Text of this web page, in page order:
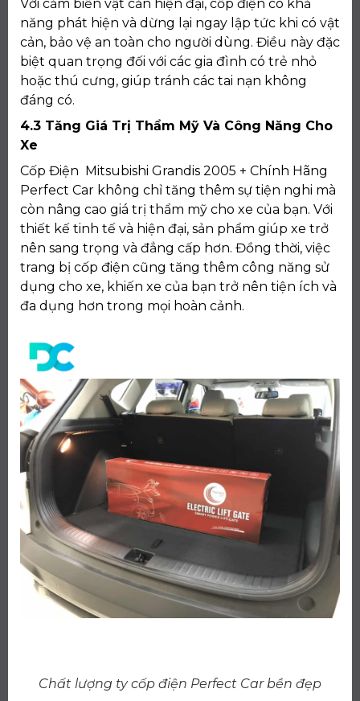
Với cảm biến vật cản hiện đại, cốp điện có khả
năng phát hiện và dừng lại ngay lập tức khi có vật
cản, bảo vệ an toàn cho người dùng. Điều này đặc
biệt quan trọng đối với các gia đình có trẻ nhỏ
hoặc thú cưng, giúp tránh các tai nạn không
đáng có.
4.3 Tăng Giá Trị Thẩm Mỹ Và Công Năng Cho
Xe
Cốp Điện Mitsubishi Grandis 2005 + Chính Hãng
Perfect Car không chỉ tăng thêm sự tiện nghi mà
còn nâng cao giá trị thẩm mỹ cho xe của bạn. Với
thiết kế tinh tế và hiện đại, sản phẩm giúp xe trở
nên sang trọng và đẳng cấp hơn. Đồng thời, việc
trang bị cốp điện cũng tăng thêm công năng sử
dụng cho xe, khiến xe của bạn trở nên tiện ích và
đa dụng hơn trong mọi hoàn cảnh.
Chất lượng ty cốp điện Perfect Car bền đẹp